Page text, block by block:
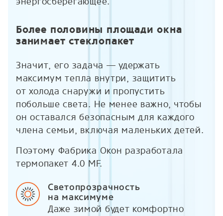
Более половины площади окна
занимает стеклопакет
Значит, его задача — удержать
максимум тепла внутри, защитить
от холода снаружи и пропустить
побольше света. Не менее важно, чтобы
он оставался безопасным для каждого
члена семьи, включая маленьких детей.
Поэтому Фабрика Окон разработала
термопакет 4.0 MF.
Светопрозрачность
на максимуме
Даже зимой будет комфортно